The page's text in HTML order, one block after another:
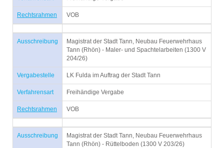
Rechtsrahmen VOB
Ausschreibung
Magistrat der Stadt Tann, Neubau Feuerwehrhaus
Tann (Rhön) - Maler- und Spachtelarbeiten (1300 V
204/26)
Vergabestelle LK Fulda im Auftrag der Stadt Tann
Verfahrensart Freihändige Vergabe
Rechtsrahmen VOB
Ausschreibung
Magistrat der Stadt Tann, Neubau Feuerwehrhaus
Tann (Rhön) - Rüttelboden (1300 V 203/26)